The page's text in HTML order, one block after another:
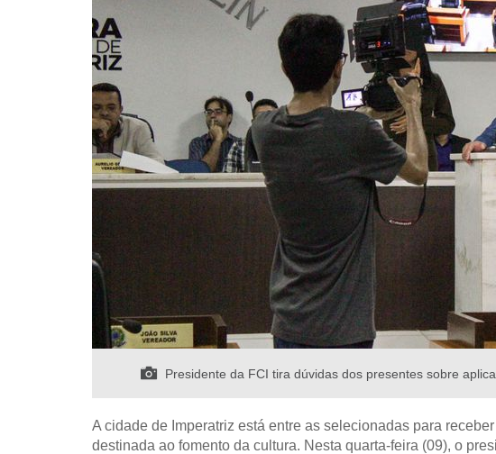
Presidente da FCI tira dúvidas dos presentes sobre
A cidade de Imperatriz está entre as selecionadas para
destinada ao fomento da cultura. Nesta quarta-feira (09), o